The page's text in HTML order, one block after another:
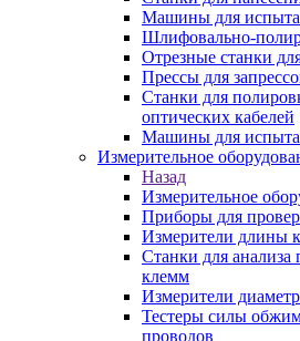
Машины для
Шлифовально-
Отрезные станки
Прессы для
Станки для
оптических кабелей
Машины для
Измерительное
Назад
Измерительное
Приборы для
Измерители длины
Станки для анализа
клемм
Измерители
Тестеры силы
проводов